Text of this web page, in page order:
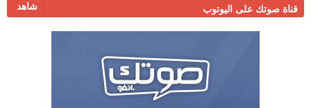
قناة صوتك على اليوتوب شاهد